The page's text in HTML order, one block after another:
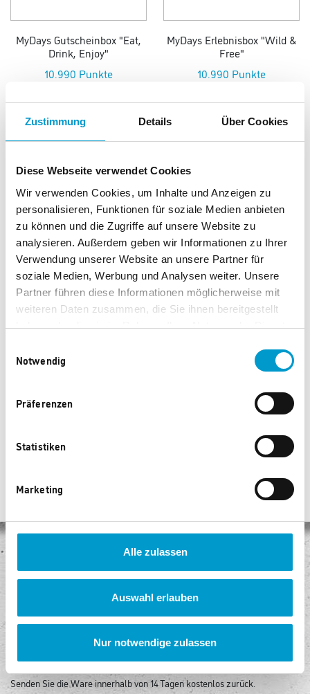
Zustimmung Details Über Cookies
Diese Webseite verwendet Cookies
Wir verwenden Cookies, um Inhalte und Anzeigen zu
personalisieren, Funktionen für soziale Medien anbieten
zu können und die Zugriffe auf unsere Website zu
analysieren. Außerdem geben wir Informationen zu Ihrer
Verwendung unserer Website an unsere Partner für
soziale Medien, Werbung und Analysen weiter. Unsere
Partner führen diese Informationen möglicherweise mit
weiteren Daten zusammen, die Sie ihnen bereitgestellt
haben oder die sie im Rahmen Ihrer Nutzung der Dienste
Notwendig
Präferenzen
Statistiken
Marketing
Alle zulassen
Auswahl erlauben
Nur notwendige zulassen
MyDays Gutscheinbox "Eat,
Drink, Enjoy"
10.990 Punkte
MyDays Erlebnisbox "Wild &
Free"
10.990 Punkte
MyDays Gutscheinbox
"Wellnesshotels"
17.990 Punkte
MyDays Gutscheinbox "3
Tage Du & Ich"
17.990 Punkte
MyDays Gutscheinbox
"Maximaler Fahrspaß"
MyDays Gutscheinbox
"Einzigartige Nächte"
18.990 Punkte
Keine Versandkosten
Sicheres Einkaufen
Kostenlose Rückgabe
Senden Sie die Ware innerhalb von 14 Tagen kostenlos zurück.